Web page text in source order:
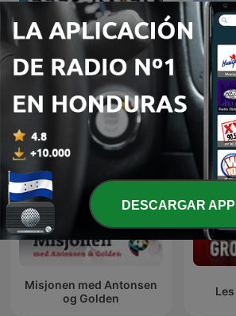
Elefanten i rummet
Friday
Misjonen med Antonsen
og Golden
DESCARGAR APP